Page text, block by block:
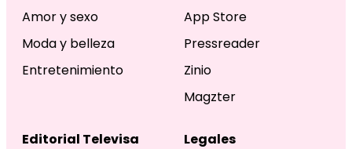
Amor y sexo
Moda y belleza
Entretenimiento
App Store
Pressreader
Zinio
Magzter
Editorial Televisa
Legales